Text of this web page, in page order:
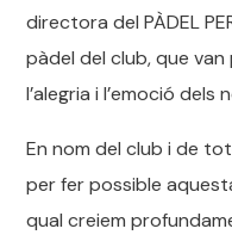
directora del PÀDEL
pàdel del club, que
l’alegria i l’emoció dels
En nom del club i de
per fer possible
qual creiem